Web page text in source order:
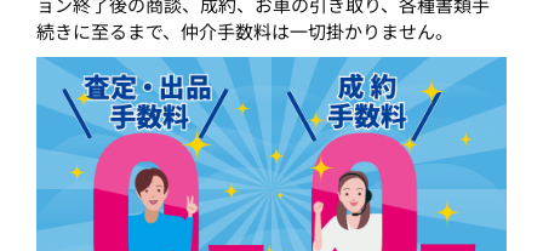
続きに至るまで、仲介手数料は一切掛かりません。